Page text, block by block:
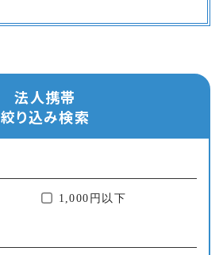
法人携帯
絞り込み検索
1,000円以下